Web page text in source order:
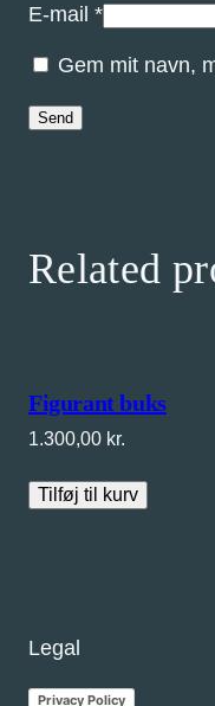
E-mail *
Gem mit navn,
Related
Figurant buks
1.300,00 kr.
Tilføj til kurv
Legal
Privacy Policy